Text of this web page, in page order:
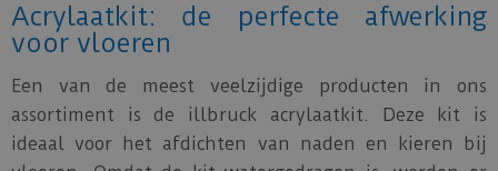
Acrylaatkit: de perfecte afwerking
voor vloeren
Een van de meest veelzijdige producten in ons
assortiment is de illbruck acrylaatkit. Deze kit is
ideaal voor het afdichten van naden en kieren bij